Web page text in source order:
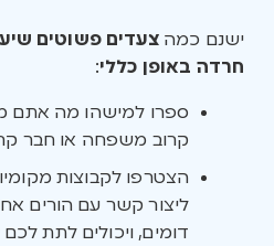
ישנם כמהצעדים פשוטים
חרדה באופן כללי:
ספרו למישהו מה אתם
קרוב משפחה או חבר
הצטרפו לקבוצות
ליצור קשר עם הורים
דומים, ויכולים לתת